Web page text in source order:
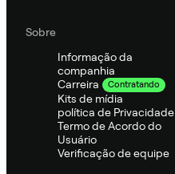
Sobre
Informação da
companhia
Carreira
Contratando
Kits de mídia
política de Privacidade
Termo de Acordo do
Usuário
Verificação de equipe